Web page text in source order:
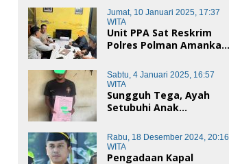
Kasus Penyalahgunaan
Narkotika di Awal Tahun
2025
Jumat, 10 Januari 2025, 17:37
WITA
Unit PPA Sat Reskrim
Polres Polman Amankan
Pencabulan Anak di
Bawah Umur
Sabtu, 4 Januari 2025, 16:57
WITA
Sungguh Tega, Ayah
Setubuhi Anak
Begini Kronologis
Rabu, 18 Desember 2024, 20:16
WITA
Pengadaan Kapal